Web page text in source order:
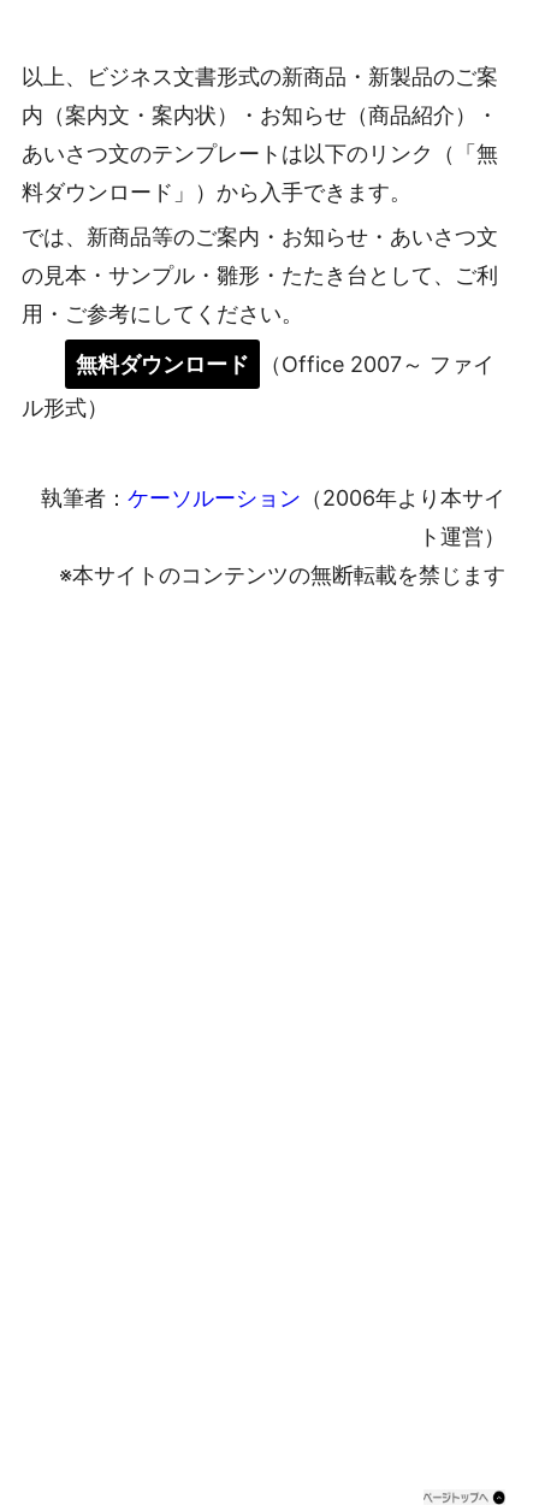
以上、ビジネス文書形式の新商品・新製品のご案
内（案内文・案内状）・お知らせ（商品紹介）・
あいさつ文のテンプレートは以下のリンク（「無
料ダウンロード」）から入手できます。
では、新商品等のご案内・お知らせ・あいさつ文
の見本・サンプル・雛形・たたき台として、ご利
用・ご参考にしてください。
無料ダウンロード
（Office 2007～ ファイ
ル形式）
執筆者： ケーソルーション （2006年より本サイ
ト運営）
※本サイトのコンテンツの無断転載を禁じます